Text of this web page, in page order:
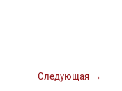
Следующая →